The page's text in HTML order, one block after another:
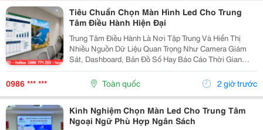
Tiêu Chuẩn Chọn Màn Hình Led Cho Trung
Tâm Điều Hành Hiện Đại
Trung Tâm Điều Hành Là Nơi Tập Trung Và Hiển Thị
Nhiều Nguồn Dữ Liệu Quan Trọng Như Camera Giám
Sát, Dashboard, Bản Đồ Số Hay Báo Cáo Thời Gian
Thực. Vì Vậy, Việc Lựa Chọn Màn Hình Led Phù Hợp Sẽ
Ảnh Hưởng Trực Tiếp Đến Hiệu Quả Giám Sát Và Khả
Năng...
0986 *** *** Toàn quốc 2 giờ trước
Kinh Nghiệm Chọn Màn Led Cho Trung Tâm
Ngoại Ngữ Phù Hợp Ngân Sách